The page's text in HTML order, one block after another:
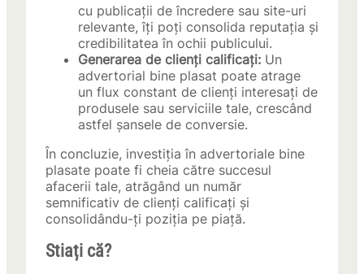
cu publicații de încredere sau site-uri
relevante, îți poți consolida reputația și
credibilitatea în ochii publicului.
Generarea de clienți calificați: Un
advertorial bine plasat poate atrage
un flux constant de clienți interesați de
produsele sau serviciile tale, crescând
astfel șansele de conversie.
În concluzie, investiția în advertoriale bine
plasate poate fi cheia către succesul
afacerii tale, atrăgând un număr
semnificativ de clienți calificați și
consolidându-ți poziția pe piață.
Stiați că?